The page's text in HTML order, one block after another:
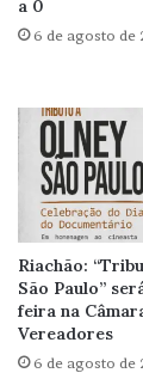
a 0
6 de agosto de
Riachão:
São Paulo”
feira na
Vereadores
6 de agosto de